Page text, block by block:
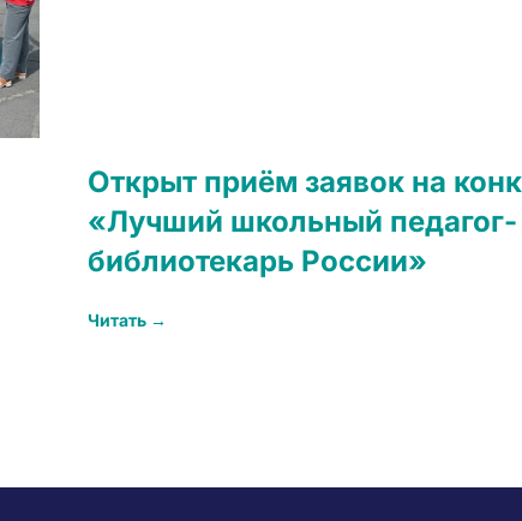
Открыт приём заявок на
«Лучший школьный педагог-
библиотекарь России»
Читать →